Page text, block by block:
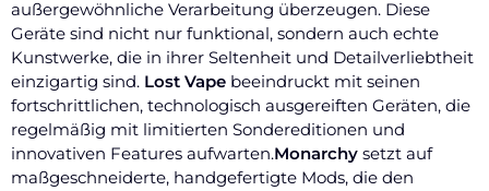
außergewöhnliche Verarbeitung überzeugen. Diese
Geräte sind nicht nur funktional, sondern auch echte
Kunstwerke, die in ihrer Seltenheit und Detailverliebtheit
einzigartig sind. Lost Vape beeindruckt mit seinen
fortschrittlichen, technologisch ausgereiften Geräten, die
regelmäßig mit limitierten Sondereditionen und
innovativen Features aufwarten.Monarchy setzt auf
maßgeschneiderte, handgefertigte Mods, die den